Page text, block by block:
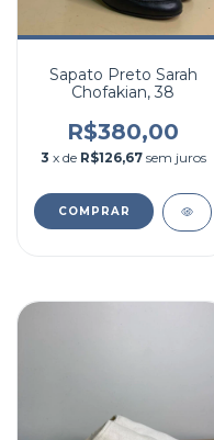
Sapato Preto Sarah
Chofakian, 38
R$380,00
3 x de R$126,67 sem juros
COMPRAR